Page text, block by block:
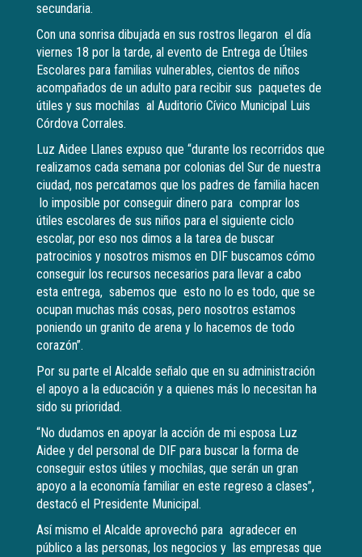
secundaria.
Con una sonrisa dibujada en sus rostros llegaron el día
viernes 18 por la tarde, al evento de Entrega de Útiles
Escolares para familias vulnerables, cientos de niños
acompañados de un adulto para recibir sus paquetes de
útiles y sus mochilas al Auditorio Cívico Municipal Luis
Córdova Corrales.
Luz Aidee Llanes expuso que “durante los recorridos que
realizamos cada semana por colonias del Sur de nuestra
ciudad, nos percatamos que los padres de familia hacen
lo imposible por conseguir dinero para comprar los
útiles escolares de sus niños para el siguiente ciclo
escolar, por eso nos dimos a la tarea de buscar
patrocinios y nosotros mismos en DIF buscamos cómo
conseguir los recursos necesarios para llevar a cabo
esta entrega, sabemos que esto no lo es todo, que se
ocupan muchas más cosas, pero nosotros estamos
poniendo un granito de arena y lo hacemos de todo
corazón”.
Por su parte el Alcalde señalo que en su administración
el apoyo a la educación y a quienes más lo necesitan ha
sido su prioridad.
“No dudamos en apoyar la acción de mi esposa Luz
Aidee y del personal de DIF para buscar la forma de
conseguir estos útiles y mochilas, que serán un gran
apoyo a la economía familiar en este regreso a clases”,
destacó el Presidente Municipal.
Así mismo el Alcalde aprovechó para agradecer en
público a las personas, los negocios y las empresas que